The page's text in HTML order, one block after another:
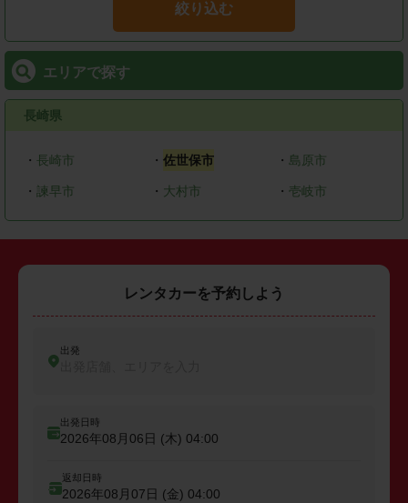
絞り込む
エリアで探す
長崎県
・ 長崎市 ・ 佐世保市 ・ 島原市
・ 諫早市 ・ 大村市 ・ 壱岐市
レンタカーを予約しよう
出発
出発日時
2026年08月06日 (木) 04:00
返却日時
2026年08月07日 (金) 04:00